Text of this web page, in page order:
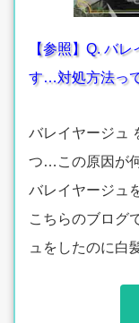
【参照】Q. バ
す…対処方法っ
バレイヤージュ
つ…この原因が
バレイヤージュ
こちらのブログ
ュをしたのに白